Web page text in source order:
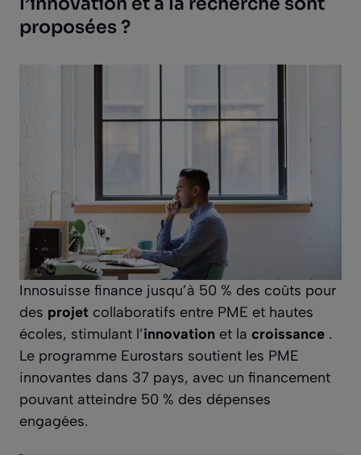
proposées ?
Innosuisse finance jusqu’à 50 % des coûts pour
des projet collaboratifs entre PME et hautes
écoles, stimulant l’innovation et la croissance .
Le programme Eurostars soutient les PME
innovantes dans 37 pays, avec un financement
pouvant atteindre 50 % des dépenses
engagées.